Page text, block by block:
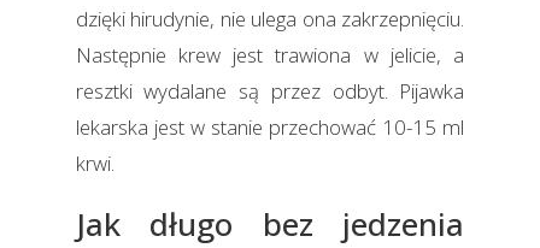
dzięki hirudynie, nie ulega ona zakrzepnięciu.
Następnie krew jest trawiona w jelicie, a
resztki wydalane są przez odbyt. Pijawka
lekarska jest w stanie przechować 10-15 ml
krwi.
Jak długo bez jedzenia